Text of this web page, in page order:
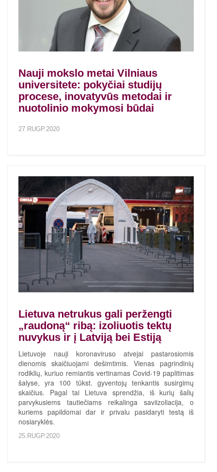
Nauji mokslo metai Vilniaus
universitete: pokyčiai studijų
procese, inovatyvūs metodai ir
nuotolinio mokymosi būdai
27.RUGP.2020
Lietuva netrukus gali peržengti
„raudoną“ ribą: izoliuotis tektų
nuvykus ir į Latviją bei Estiją
Lietuvoje nauji koronaviruso atvejai pastarosiomis
dienomis skaičiuojami dešimtimis. Vienas pagrindinių
rodiklių, kuriuo remiantis vertinamas Covid-19 paplitimas
šalyse, yra 100 tūkst. gyventojų tenkantis susirgimų
skaičius. Pagal tai Lietuva sprendžia, iš kurių šalių
parvykusiems tautiečiams reikalinga saviizoliacija, o
kuriems papildomai dar ir privalu pasidaryti testą iš
nosiaryklės.
25.RUGP.2020